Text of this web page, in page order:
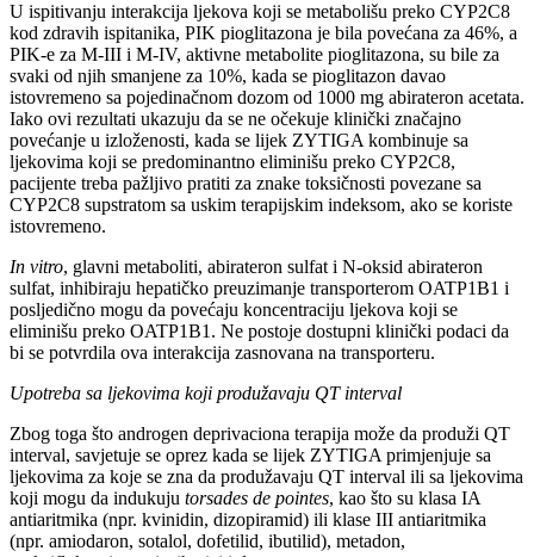
U ispitivanju interakcija ljekova koji se metabolišu preko CYP2C8
kod zdravih ispitanika, PIK pioglitazona je bila povećana za 46%, a
PIK-e za M-III i M-IV, aktivne metabolite pioglitazona, su bile za
svaki od njih smanjene za 10%, kada se pioglitazon davao
istovremeno sa pojedinačnom dozom od 1000 mg abirateron acetata.
Iako ovi rezultati ukazuju da se ne očekuje klinički značajno
povećanje u izloženosti, kada se lijek ZYTIGA kombinuje sa
ljekovima koji se predominantno eliminišu preko CYP2C8,
pacijente treba pažljivo pratiti za znake toksičnosti povezane sa
CYP2C8 supstratom sa uskim terapijskim indeksom, ako se koriste
istovremeno.
In vitro, glavni metaboliti, abirateron sulfat i N-oksid abirateron
sulfat, inhibiraju hepatičko preuzimanje transporterom OATP1B1 i
posljedično mogu da povećaju koncentraciju ljekova koji se
eliminišu preko OATP1B1. Ne postoje dostupni klinički podaci da
bi se potvrdila ova interakcija zasnovana na transporteru.
Upotreba sa ljekovima koji produžavaju QT interval
Zbog toga što androgen deprivaciona terapija može da produži QT
interval, savjetuje se oprez kada se lijek ZYTIGA primjenjuje sa
ljekovima za koje se zna da produžavaju QT interval ili sa ljekovima
koji mogu da indukuju torsades de pointes, kao što su klasa IA
antiaritmika (npr. kvinidin, dizopiramid) ili klase III antiaritmika
(npr. amiodaron, sotalol, dofetilid, ibutilid), metadon,